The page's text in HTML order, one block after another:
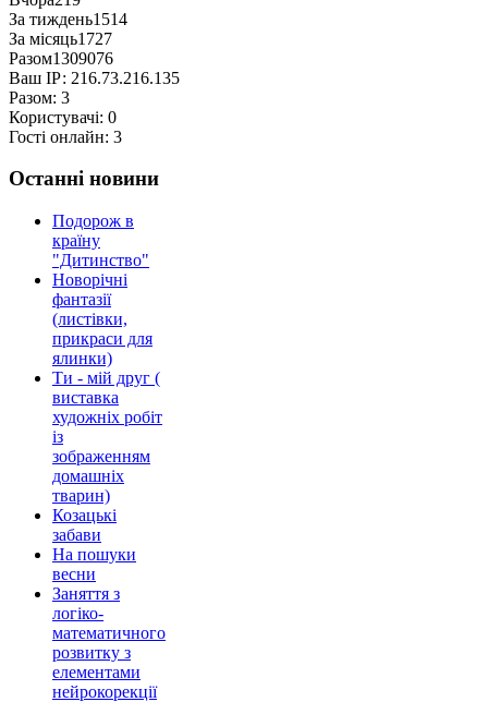
За тиждень1514
За місяць1727
Разом1309076
Ваш ІР: 216.73.216.135
Разом: 3
Користувачі: 0
Гості онлайн: 3
Останні новини
Подорож в
країну
"Дитинство"
Новорічні
фантазії
(листівки,
прикраси для
ялинки)
Ти - мій друг (
виставка
художніх робіт
із
зображенням
домашніх
тварин)
Козацькі
забави
На пошуки
весни
Заняття з
логіко-
математичного
розвитку з
елементами
нейрокорекції